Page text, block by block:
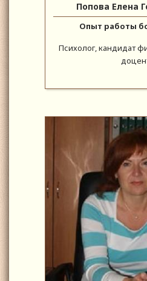
Попова Елена
Опыт работы
Психолог, кандидат